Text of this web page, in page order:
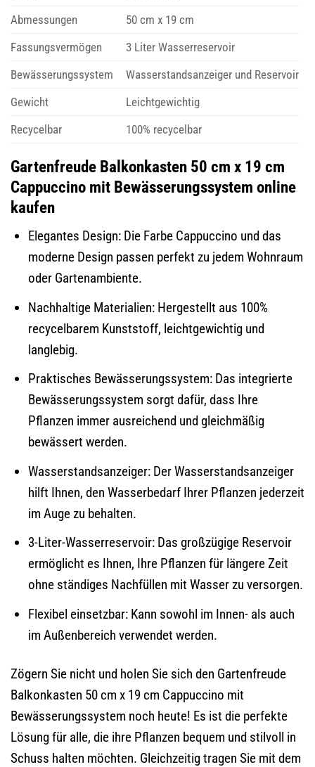
Abmessungen
50 cm x 19 cm
Fassungsvermögen
3 Liter Wasserreservoir
Bewässerungssystem
Wasserstandsanzeiger und Reservoir
Gewicht
Leichtgewichtig
Recycelbar
100% recycelbar
Gartenfreude Balkonkasten 50 cm x 19 cm
Cappuccino mit Bewässerungssystem online
kaufen
Elegantes Design: Die Farbe Cappuccino und das
moderne Design passen perfekt zu jedem Wohnraum
oder Gartenambiente.
Nachhaltige Materialien: Hergestellt aus 100%
recycelbarem Kunststoff, leichtgewichtig und
langlebig.
Praktisches Bewässerungssystem: Das integrierte
Bewässerungssystem sorgt dafür, dass Ihre
Pflanzen immer ausreichend und gleichmäßig
bewässert werden.
Wasserstandsanzeiger: Der Wasserstandsanzeiger
hilft Ihnen, den Wasserbedarf Ihrer Pflanzen jederzeit
im Auge zu behalten.
3-Liter-Wasserreservoir: Das großzügige Reservoir
ermöglicht es Ihnen, Ihre Pflanzen für längere Zeit
ohne ständiges Nachfüllen mit Wasser zu versorgen.
Flexibel einsetzbar: Kann sowohl im Innen- als auch
im Außenbereich verwendet werden.
Zögern Sie nicht und holen Sie sich den Gartenfreude
Balkonkasten 50 cm x 19 cm Cappuccino mit
Bewässerungssystem noch heute! Es ist die perfekte
Lösung für alle, die ihre Pflanzen bequem und stilvoll in
Schuss halten möchten. Gleichzeitig tragen Sie mit dem